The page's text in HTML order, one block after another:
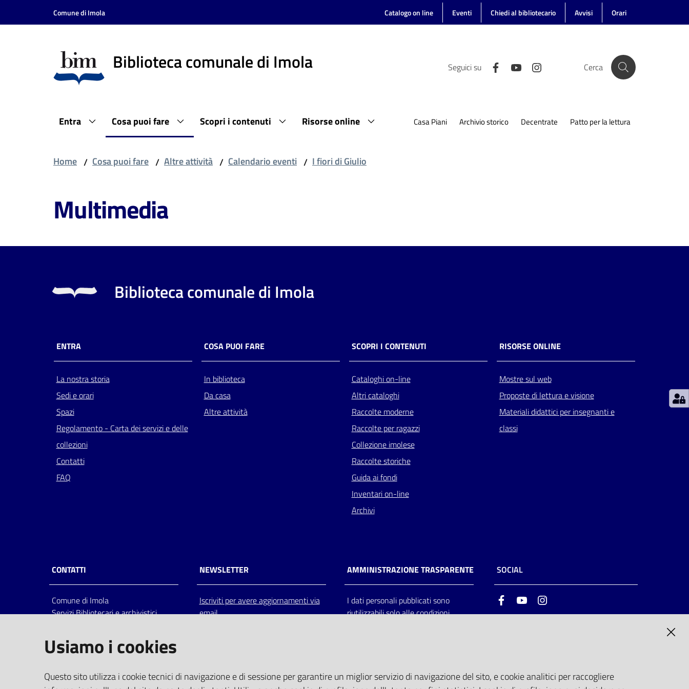
Vai al contenuto
Vai alla navigazione
Comune di Imola Catalogo on line Eventi Chiedi al bibliotecario Avvisi Orari
Biblioteca comunale di Imola Seguici su Cerca
Entra Cosa puoi fare Scopri i contenuti Risorse online Casa Piani Archivio storico Decentrate Patto per la lettura
Home / Cosa puoi fare / Altre attività / Calendario eventi / I fiori di Giulio
Multimedia
Biblioteca comunale di Imola
ENTRA
La nostra storia
Sedi e orari
Spazi
Regolamento - Carta dei servizi e delle
collezioni
Contatti
FAQ
COSA PUOI FARE
In biblioteca
Da casa
Altre attività
SCOPRI I CONTENUTI
Cataloghi on-line
Altri cataloghi
Raccolte moderne
Raccolte per ragazzi
Collezione imolese
Raccolte storiche
Guida ai fondi
Inventari on-line
Archivi
RISORSE ONLINE
Mostre sul web
Proposte di lettura e visione
Materiali didattici per insegnanti e
classi
CONTATTI
Comune di Imola
Servizi Bibliotecari e archivistici
Italia
centralino: tel 0542.6026.36 fax
bim@comune.imola.bo.it
PEC
NEWSLETTER
Iscriviti per avere aggiornamenti via
email
AMMINISTRAZIONE TRASPARENTE
I dati personali pubblicati sono
riutilizzabili solo alle condizioni
SOCIAL
FacebookYoutube
Usiamo i cookies
Questo sito utilizza i cookie tecnici di navigazione e di sessione per garantire un miglior servizio di navigazione del sito, e cookie analitici per raccogliere